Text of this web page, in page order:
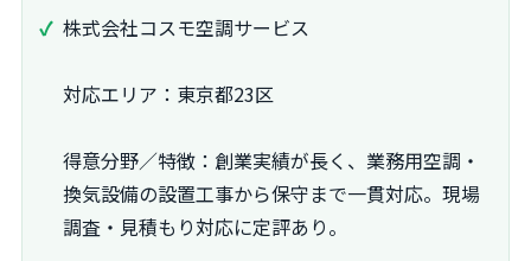
株式会社コスモ空調サービス
対応エリア：東京都23区
得意分野／特徴：創業実績が長く、業務用空調・
換気設備の設置工事から保守まで一貫対応。現場
調査・見積もり対応に定評あり。